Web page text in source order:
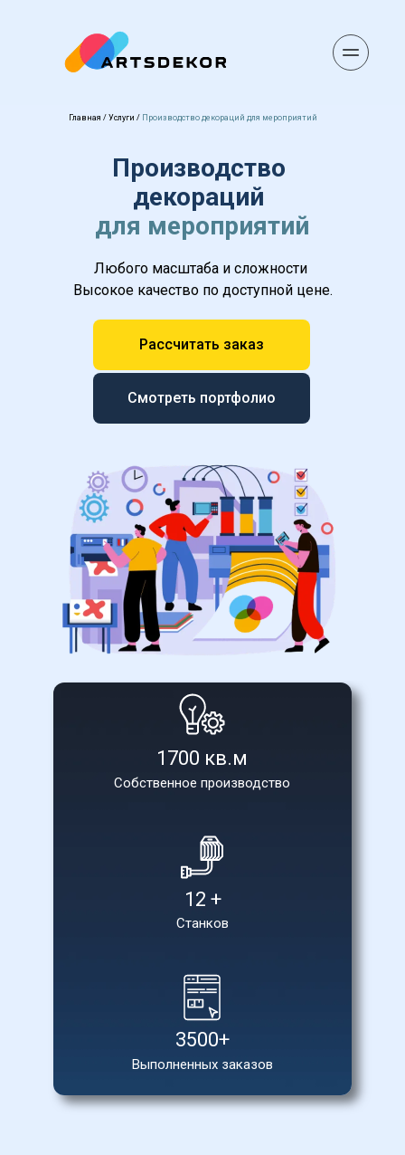
Главная / Услуги / Производство декораций для мероприятий
Производство
декораций
для мероприятий
Любого масштаба и сложности
Высокое качество по доступной цене.
Рассчитать заказ
Смотреть портфолио
Собственное производство
1700 кв.м
Станков
Выполненных заказов
12 +
3500+